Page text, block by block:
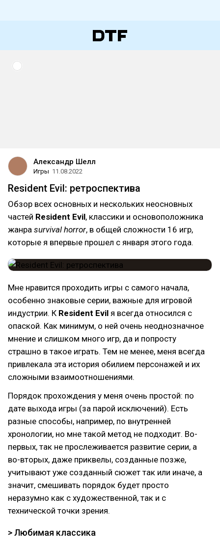
Александр Шелл
Игры 11.08.2022
Resident Evil: ретроспектива
Обзор всех основных и нескольких неосновных
частей Resident Evil, классики и основоположника
жанра survival horror, в общей сложности 16 игр,
которые я впервые прошел с января этого года.
Мне нравится проходить игры с самого начала,
особенно знаковые серии, важные для игровой
индустрии. К Resident Evil я всегда относился с
опаской. Как минимум, о ней очень неоднозначное
мнение и слишком много игр, да и попросту
страшно в такое играть. Тем не менее, меня всегда
привлекала эта история обилием персонажей и их
сложными взаимоотношениями.
Порядок прохождения у меня очень простой: по
дате выхода игры (за парой исключений). Есть
разные способы, например, по внутренней
хронологии, но мне такой метод не подходит. Во-
первых, так не прослеживается развитие серии, а
во-вторых, даже приквелы, созданные позже,
учитывают уже созданный сюжет так или иначе, а
значит, смешивать порядок будет просто
неразумно как с художественной, так и с
технической точки зрения.
> Любимая классика